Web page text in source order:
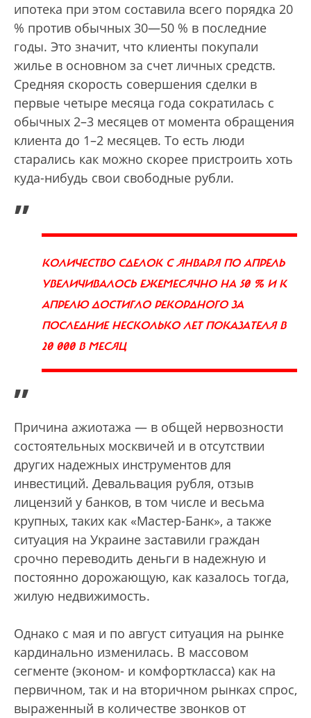
ипотека при этом составила всего порядка 20
% против обычных 30—50 % в последние
годы. Это значит, что клиенты покупали
жилье в основном за счет личных средств.
Средняя скорость совершения сделки в
первые четыре месяца года сократилась с
обычных 2–3 месяцев от момента обращения
клиента до 1–2 месяцев. То есть люди
старались как можно скорее пристроить хоть
куда-нибудь свои свободные рубли.
„
КОЛИЧЕСТВО СДЕЛОК С ЯНВАРЯ ПО АПРЕЛЬ
УВЕЛИЧИВАЛОСЬ ЕЖЕМЕСЯЧНО НА 50 % И К
АПРЕЛЮ ДОСТИГЛО РЕКОРДНОГО ЗА
ПОСЛЕДНИЕ НЕСКОЛЬКО ЛЕТ ПОКАЗАТЕЛЯ В
20 000 В МЕСЯЦ
”
Причина ажиотажа — в общей нервозности
состоятельных москвичей и в отсутствии
других надежных инструментов для
инвестиций. Девальвация рубля, отзыв
лицензий у банков, в том числе и весьма
крупных, таких как «Мастер-Банк», а также
ситуация на Украине заставили граждан
срочно переводить деньги в надежную и
постоянно дорожающую, как казалось тогда,
жилую недвижимость.
Однако с мая и по август ситуация на рынке
кардинально изменилась. В массовом
сегменте (эконом- и комфорткласса) как на
первичном, так и на вторичном рынках спрос,
выраженный в количестве звонков от